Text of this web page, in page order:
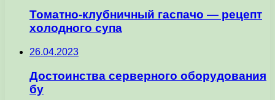
Томатно-клубничный гаспачо — рецепт
холодного супа
26.04.2023
Достоинства серверного оборудования
бу